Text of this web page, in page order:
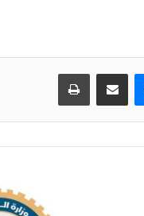
ماسنجر مشاركة عبر البريد طباعة